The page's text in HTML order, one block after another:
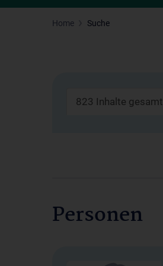
Home Suche
823 Inhalte gesamt
Personen